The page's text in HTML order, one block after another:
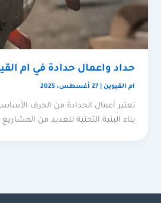
حداد واعمال حدادة في ام
ام القيوين |27 أغسطس، 2025
تعتبر أعمال الحدادة من الحرف
بناء البنية التحتية للعديد من